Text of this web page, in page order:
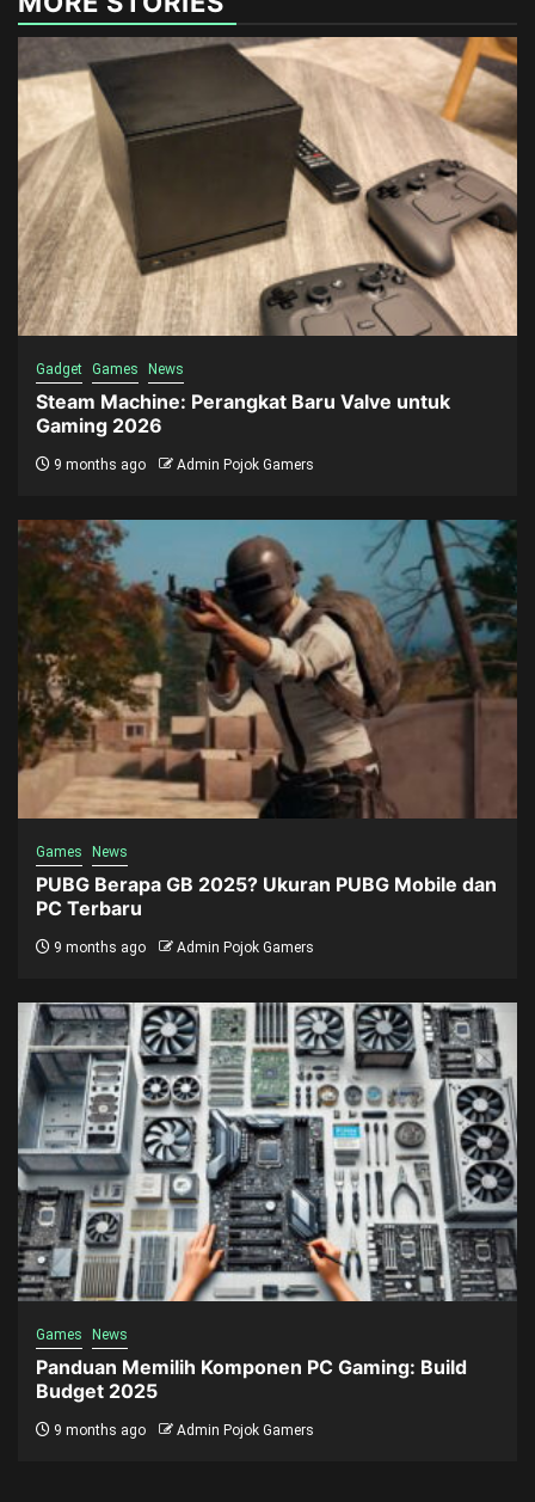
Gadget Games News
Steam Machine: Perangkat Baru Valve untuk
Gaming 2026
9 months ago Admin Pojok Gamers
Games News
PUBG Berapa GB 2025? Ukuran PUBG Mobile dan
PC Terbaru
9 months ago Admin Pojok Gamers
Games News
Panduan Memilih Komponen PC Gaming: Build
Budget 2025
9 months ago Admin Pojok Gamers